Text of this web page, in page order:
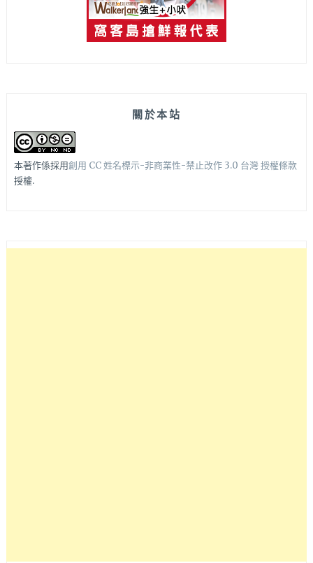
關於本站
本著作係採用創用 CC 姓名標示-非商業性-禁止改作 3.0 台灣 授權條款
授權.